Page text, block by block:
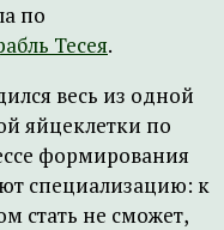
по
Тесея.
весь из одной
яйцеклетки по
формирования
специализацию: к
стать не сможет,